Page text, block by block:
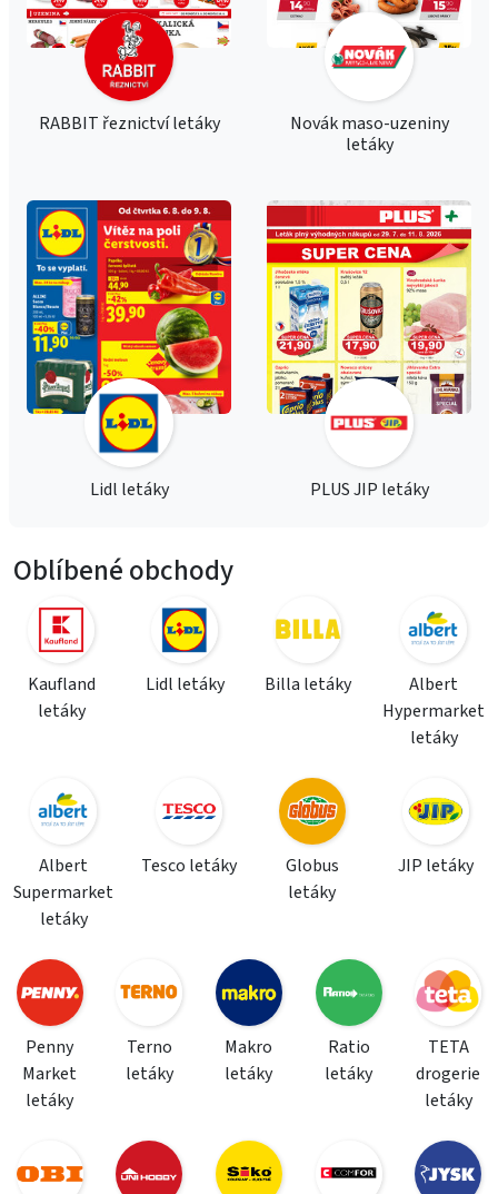
RABBIT řeznictví letáky
Novák maso-uzeniny
letáky
Lidl letáky PLUS JIP letáky
Oblíbené obchody
Kaufland
letáky
Lidl letáky Billa letáky
Albert
Hypermarket
letáky
Albert
Supermarket
letáky
Tesco letáky
Globus
letáky
JIP letáky
Penny
Market
letáky
Terno
letáky
Makro
letáky
Ratio
letáky
TETA
drogerie
letáky